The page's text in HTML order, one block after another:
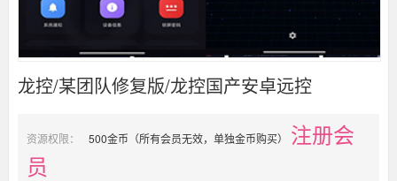
龙控/某团队修复版/龙控国产安卓远控
资源权限： 500金币（所有会员无效，单独金币购买） 注册会
员